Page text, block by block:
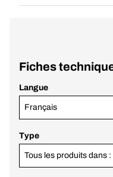
Fiches
Langue
Français
Type
Tous les produits dans :